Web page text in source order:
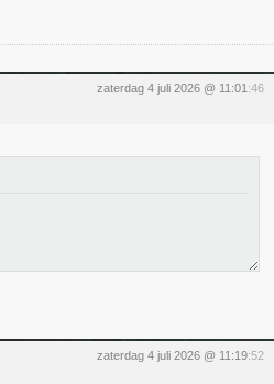
zaterdag 4 juli 2026 @ 11:01 :46
zaterdag 4 juli 2026 @ 11:19:52